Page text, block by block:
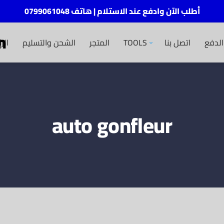
أطلب الآن وادفع عند الاستلام | هاتف 0799061048
الشحن والتسليم المتجر TOOLS اتصل بنا
auto gonfleur